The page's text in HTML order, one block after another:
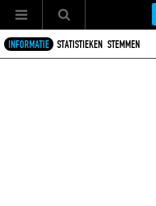
INFORMATIE STATISTIEKEN STEMMEN